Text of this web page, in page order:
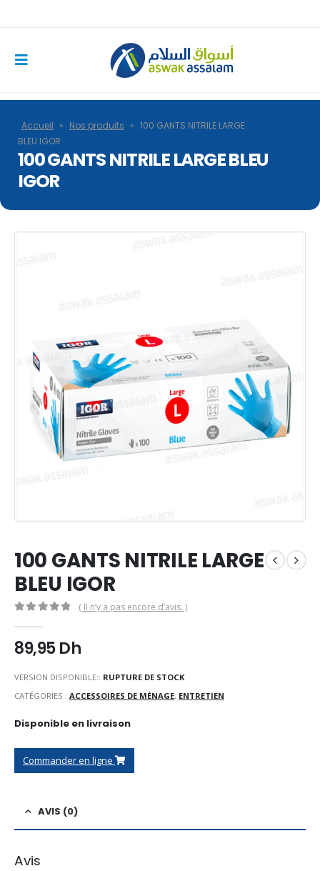
Accueil » Nos produits » 100 GANTS NITRILE LARGE
BLEU IGOR
100 GANTS NITRILE LARGE BLEU
IGOR
100 GANTS NITRILE LARGE
BLEU IGOR
( Il n’y a pas encore d’avis. )
89,95Dh
VERSION DISPONIBLE:: RUPTURE DE STOCK
CATÉGORIES : ACCESSOIRES DE MÉNAGE, ENTRETIEN
Disponible en livraison
Commander en ligne
AVIS (0)
Avis